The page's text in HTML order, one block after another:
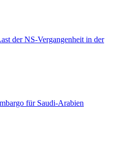
der NS-Vergangenheit in der
für Saudi-Arabien